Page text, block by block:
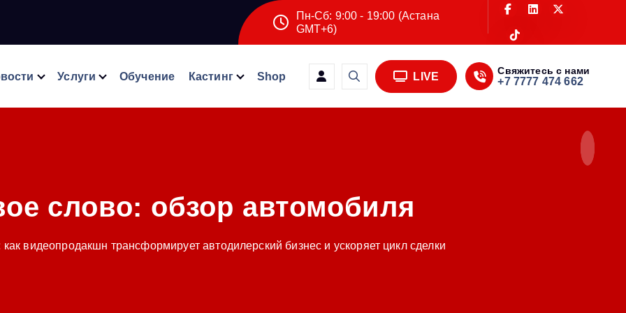
Пн-Сб: 9:00 - 19:00 (Астана
GMT+6)
Услуги Обучение Кастинг Shop LIVE Свяжитесь с нами
+7 7777 474 662
слово: обзор автомобиля
как видеопродакшн трансформирует автодилерский бизнес и ускоряет цикл сделки